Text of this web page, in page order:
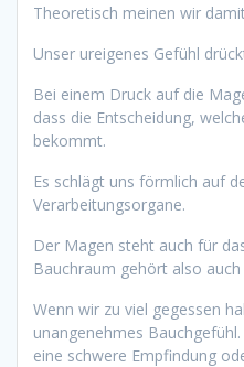
Theoretisch meinen wir
Unser ureigenes Gefühl
Bei einem Druck auf die
dass die Entscheidung,
bekommt.
Es schlägt uns förmlich auf
Verarbeitungsorgane.
Der Magen steht auch für
Bauchraum gehört also auch
Wenn wir zu viel gegessen
unangenehmes
eine schwere Empfindung